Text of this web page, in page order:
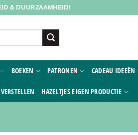
& DUURZAAMHEID!
BOEKEN PATRONEN CADEAU IDEEËN
HAZELTJES EIGEN PRODUCTIE